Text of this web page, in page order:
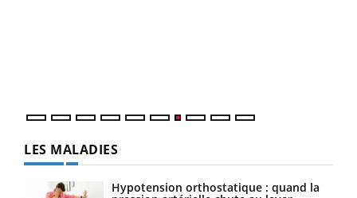
LES MALADIES
Hypotension orthostatique : quand la